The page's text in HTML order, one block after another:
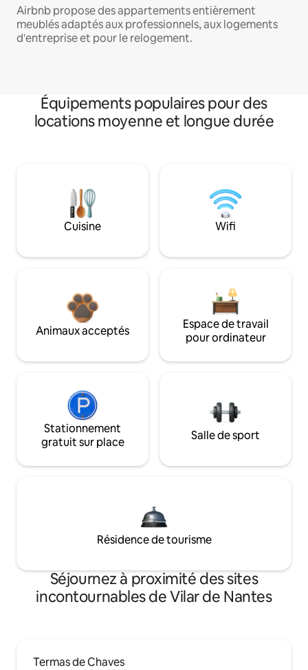
Airbnb propose des appartements entièrement
meublés adaptés aux professionnels, aux logements
d'entreprise et pour le relogement.
Équipements populaires pour des
locations moyenne et longue durée
Cuisine Wifi
Animaux acceptés
Espace de travail
pour ordinateur
Stationnement
gratuit sur place
Salle de sport
Résidence de tourisme
Séjournez à proximité des sites
incontournables de Vilar de Nantes
Termas de Chaves